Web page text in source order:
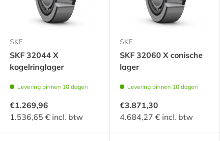
SKF
SKF 32044 X
kogelringlager
Levering binnen 10 dagen
€1.269,96
1.536,65 € incl. btw
SKF
SKF 32060 X conische
lager
Levering binnen 10 dagen
€3.871,30
4.684,27 € incl. btw